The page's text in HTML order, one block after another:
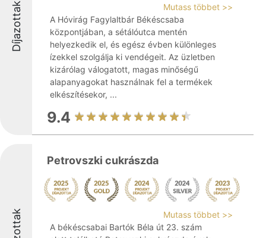
Díjazottak
Mutass többet >>
A Hóvirág Fagylaltbár Békéscsaba
központjában, a sétálóutca mentén
helyezkedik el, és egész évben különleges
ízekkel szolgálja ki vendégeit. Az üzletben
kizárólag válogatott, magas minőségű
alapanyagokat használnak fel a termékek
elkészítésekor, ...
9.4
Petrovszki cukrászda
Mutass többet >>
A békéscsabai Bartók Béla út 23. szám